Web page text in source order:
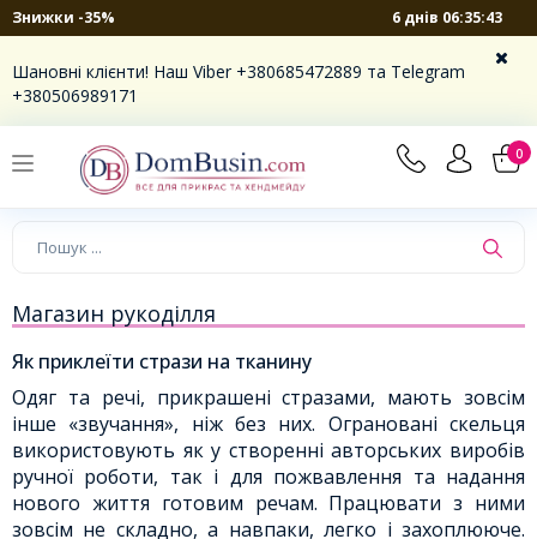
Знижки -35% 6 днів 06:35:42
Шановні клієнти! Наш Viber +380685472889 та Telegram
+380506989171
0
Магазин рукоділля
Як приклеїти стрази на тканину
Одяг та речі, прикрашені стразами, мають зовсім
інше «звучання», ніж без них. Ограновані скельця
використовують як у створенні авторських виробів
ручної роботи, так і для пожвавлення та надання
нового життя готовим речам. Працювати з ними
зовсім не складно, а навпаки, легко і захоплююче.